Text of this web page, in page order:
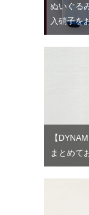
ぬいぐる
入硝子を
【
まとめて